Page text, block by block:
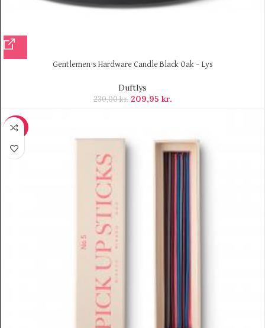
Gentlemen’s Hardware Candle Black Oak – Lys
Duftlys
230,00kr. 209,95 kr.
-20%